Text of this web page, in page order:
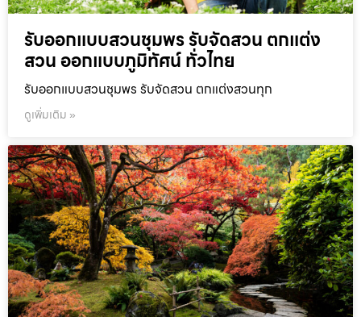
รับออกแบบสวนชุมพร รับจัดสวน ตกแต่ง
สวน ออกแบบภูมิทัศน์ ทั่วไทย
รับออกแบบสวนชุมพร รับจัดสวน ตกแต่งสวนทุก
ดูเพิ่มเติม »